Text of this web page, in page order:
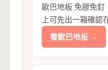
歐巴地板 免膠免釘
上可先出一箱確認
看歐巴地板 →